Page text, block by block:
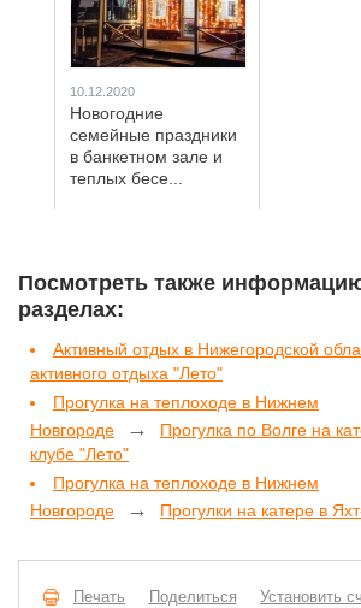
10.12.2020
Новогодние
семейные праздники
в банкетном зале и
теплых бесе...
Посмотреть также
разделах:
Активный отдых в Нижегородской
активного отдыха "Лето"
Прогулка на теплоходе в Нижнем
Новгороде
→
Прогулка по Волге на
клубе "Лето"
Прогулка на теплоходе в Нижнем
Новгороде
→ Прогулки на катере в
Печать Поделиться Установить